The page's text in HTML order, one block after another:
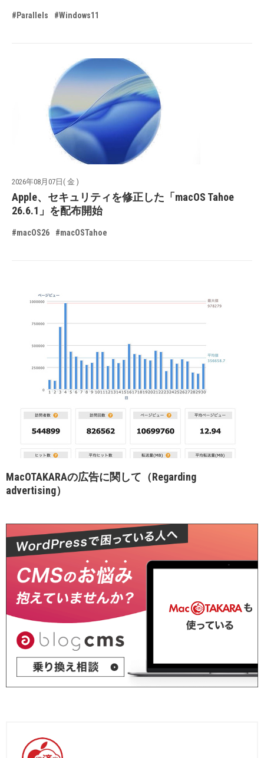
#Parallels #Windows11
2026年08月07日( 金 )
Apple、セキュリティを修正した「macOS Tahoe
26.6.1」を配布開始
#macOS26 #macOSTahoe
MacOTAKARAの広告に関して（Regarding
advertising）